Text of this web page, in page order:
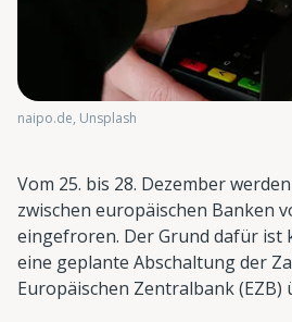
naipo.de, Unsplash
Vom 25. bis 28. Dezember
zwischen europäischen Banken
eingefroren. Der Grund dafür ist
eine geplante Abschaltung der
Europäischen Zentralbank (EZB)